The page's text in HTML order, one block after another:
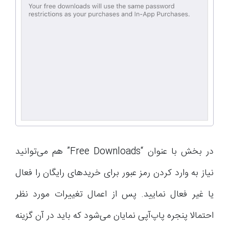
در بخش با عنوان “Free Downloads” هم می‌توانید
نیاز به وارد کردن رمز عبور برای خریدهای رایگان را فعال
یا غیر فعال نمایید. پس از اعمال تغییرات مورد نظر
احتمالا پنجره‌ پاپ‌آپی نمایان می‌شود که باید در آن گزینه